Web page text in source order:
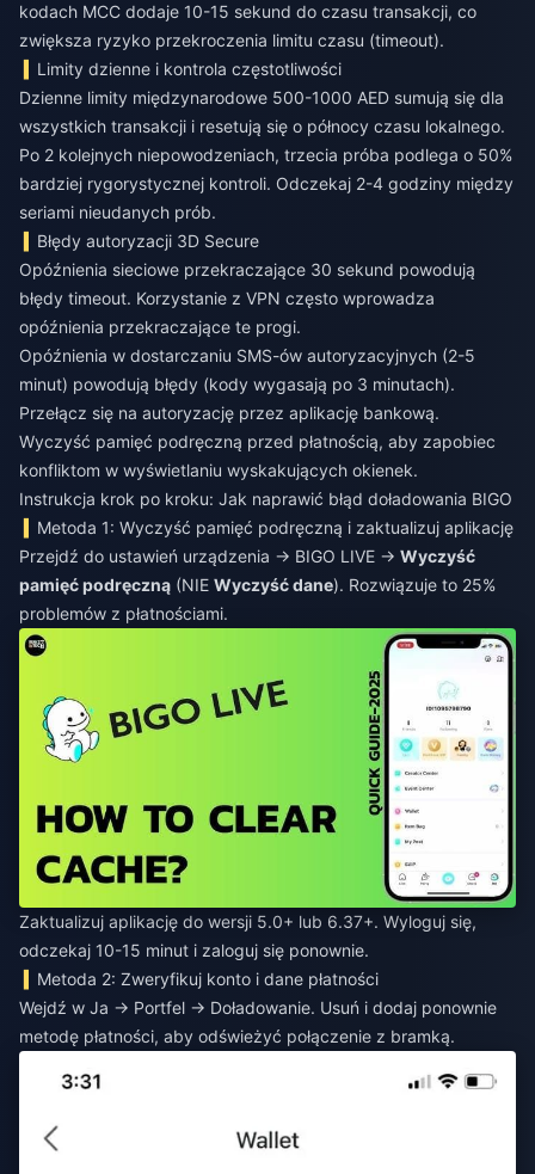
kodach MCC dodaje 10-15 sekund do czasu transakcji, co
zwiększa ryzyko przekroczenia limitu czasu (timeout).
Limity dzienne i kontrola częstotliwości
Dzienne limity międzynarodowe 500-1000 AED sumują się dla
wszystkich transakcji i resetują się o północy czasu lokalnego.
Po 2 kolejnych niepowodzeniach, trzecia próba podlega o 50%
bardziej rygorystycznej kontroli. Odczekaj 2-4 godziny między
seriami nieudanych prób.
Błędy autoryzacji 3D Secure
Opóźnienia sieciowe przekraczające 30 sekund powodują
błędy timeout. Korzystanie z VPN często wprowadza
opóźnienia przekraczające te progi.
Opóźnienia w dostarczaniu SMS-ów autoryzacyjnych (2-5
minut) powodują błędy (kody wygasają po 3 minutach).
Przełącz się na autoryzację przez aplikację bankową.
Wyczyść pamięć podręczną przed płatnością, aby zapobiec
konfliktom w wyświetlaniu wyskakujących okienek.
Instrukcja krok po kroku: Jak naprawić błąd doładowania BIGO
Metoda 1: Wyczyść pamięć podręczną i zaktualizuj aplikację
Przejdź do ustawień urządzenia → BIGO LIVE → Wyczyść
pamięć podręczną (NIE Wyczyść dane). Rozwiązuje to 25%
problemów z płatnościami.
Zaktualizuj aplikację do wersji 5.0+ lub 6.37+. Wyloguj się,
odczekaj 10-15 minut i zaloguj się ponownie.
Metoda 2: Zweryfikuj konto i dane płatności
Wejdź w Ja → Portfel → Doładowanie. Usuń i dodaj ponownie
metodę płatności, aby odświeżyć połączenie z bramką.